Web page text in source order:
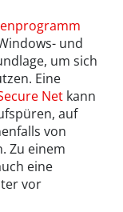
und
um sich
Eine
Net kann
auf
von
Zu einem
eine
vor